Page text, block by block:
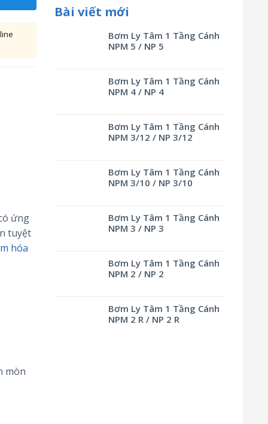
Bài viết mới
Bơm Ly Tâm 1 Tầng Cánh
NPM 5 / NP 5
Bơm Ly Tâm 1 Tầng Cánh
NPM 4 / NP 4
Bơm Ly Tâm 1 Tầng Cánh
NPM 3/12 / NP 3/12
Bơm Ly Tâm 1 Tầng Cánh
NPM 3/10 / NP 3/10
Bơm Ly Tâm 1 Tầng Cánh
NPM 3 / NP 3
Bơm Ly Tâm 1 Tầng Cánh
NPM 2 / NP 2
Bơm Ly Tâm 1 Tầng Cánh
NPM 2 R / NP 2 R
ứng
tuyệt
hóa
mòn